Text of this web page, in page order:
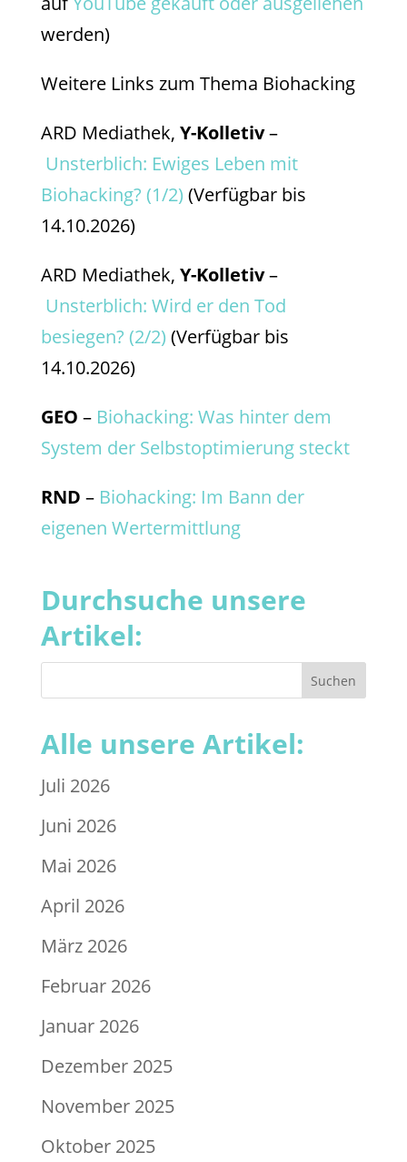
werden)
Weitere Links zum Thema Biohacking
ARD Mediathek, Y-Kolletiv–
Unsterblich: Ewiges Leben mit
Biohacking? (1/2) (Verfügbar bis
14.10.2026)
ARD Mediathek, Y-Kolletiv–
Unsterblich: Wird er den Tod
besiegen? (2/2) (Verfügbar bis
14.10.2026)
GEO – Biohacking: Was hinter dem
System der Selbstoptimierung steckt
RND – Biohacking: Im Bann der
eigenen Wertermittlung
Durchsuche unsere
Artikel:
Alle unsere Artikel:
Juli 2026
Juni 2026
Mai 2026
April 2026
März 2026
Februar 2026
Januar 2026
Dezember 2025
November 2025
Oktober 2025